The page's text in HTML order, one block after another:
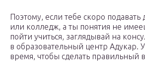
Поэтому, если тебе скоро подавать
или колледж, а ты понятия не
пойти учиться, заглядывай на
в образовательный центр Адукар.
время, чтобы сделать правильный